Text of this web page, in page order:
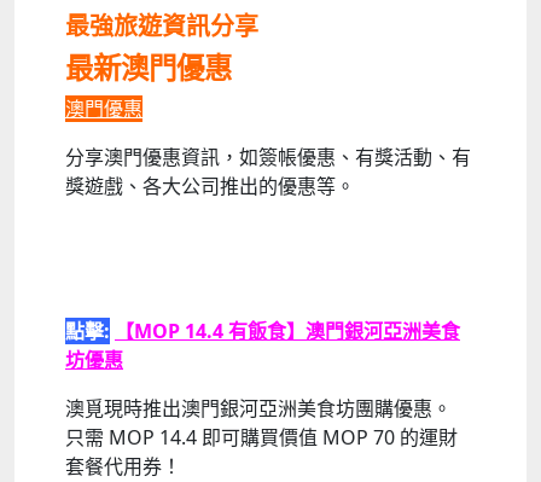
最強旅遊資訊分享
最新澳門優惠
澳門優惠
分享澳門優惠資訊，如簽帳優惠、有獎活動、有
獎遊戲、各大公司推出的優惠等。
點擊:
【MOP 14.4 有飯食】澳門銀河亞洲美食
坊優惠
澳覓現時推出澳門銀河亞洲美食坊團購優惠。
只需 MOP 14.4 即可購買價值 MOP 70 的運財
套餐代用券！